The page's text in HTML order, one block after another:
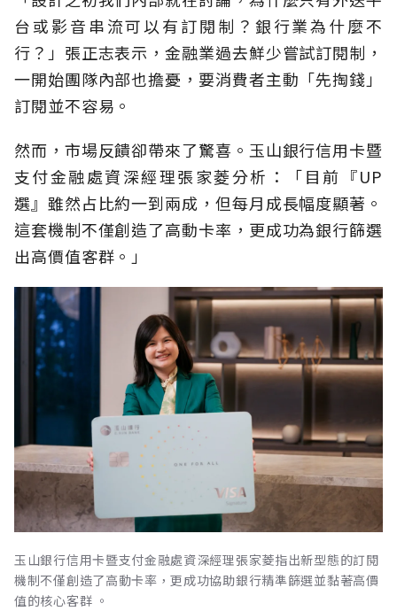
台或影音串流可以有訂閱制？銀行業為什麼不
行？」張正志表示，金融業過去鮮少嘗試訂閱制，
一開始團隊內部也擔憂，要消費者主動「先掏錢」
訂閱並不容易。
然而，市場反饋卻帶來了驚喜。玉山銀行信用卡暨
支付金融處資深經理張家菱分析：「目前『UP
選』雖然占比約一到兩成，但每月成長幅度顯著。
這套機制不僅創造了高動卡率，更成功為銀行篩選
出高價值客群。」
玉山銀行信用卡暨支付金融處資深經理張家菱指出新型態的訂閱
機制不僅創造了高動卡率，更成功協助銀行精準篩選並黏著高價
值的核心客群 。